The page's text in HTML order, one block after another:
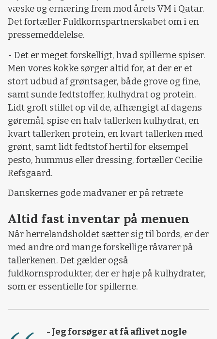
væske og ernæring frem mod årets VM i Qatar.
Det fortæller Fuldkornspartnerskabet om i en
pressemeddelelse.
- Det er meget forskelligt, hvad spillerne spiser.
Men vores kokke sørger altid for, at der er et
stort udbud af grøntsager, både grove og fine,
samt sunde fedtstoffer, kulhydrat og protein.
Lidt groft stillet op vil de, afhængigt af dagens
gøremål, spise en halv tallerken kulhydrat, en
kvart tallerken protein, en kvart tallerken med
grønt, samt lidt fedtstof hertil for eksempel
pesto, hummus eller dressing, fortæller Cecilie
Refsgaard.
Danskernes gode madvaner er på retræte
Altid fast inventar på menuen
Når herrelandsholdet sætter sig til bords, er der
med andre ord mange forskellige råvarer på
tallerkenen. Det gælder også
fuldkornsprodukter, der er høje på kulhydrater,
som er essentielle for spillerne.
- Jeg forsøger at få aflivet nogle